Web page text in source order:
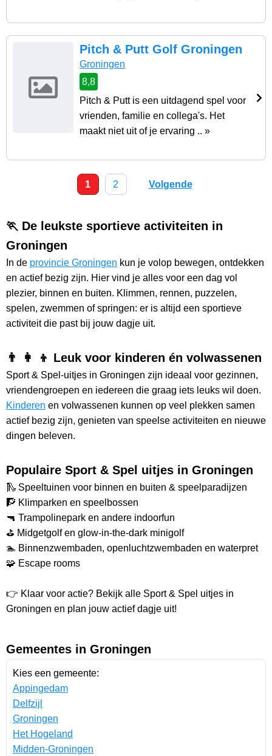
Pitch & Putt Golf Groningen
Groningen
8,8
Pitch & Putt is een uitdagend spel voor
vrienden, familie en collega's. Het
maakt niet uit of je ervaring .. »
1 2 Volgende
🏃 De leukste sportieve activiteiten in
Groningen
In de provincie Groningen kun je volop bewegen, ontdekken
en actief bezig zijn. Hier vind je alles voor een dag vol
plezier, binnen en buiten. Klimmen, rennen, puzzelen,
spelen, zwemmen of springen: er is altijd een sportieve
activiteit die past bij jouw dagje uit.
👨 👩 👦 Leuk voor kinderen én volwassenen
Sport & Spel-uitjes in Groningen zijn ideaal voor gezinnen,
vriendengroepen en iedereen die graag iets leuks wil doen.
Kinderen en volwassenen kunnen op veel plekken samen
actief bezig zijn, genieten van speelse activiteiten en nieuwe
dingen beleven.
Populaire Sport & Spel uitjes in Groningen
🛝 Speeltuinen voor binnen en buiten & speelparadijzen
🧗 Klimparken en speelbossen
🔫 Trampolinepark en andere indoorfun
⛳ Midgetgolf en glow-in-the-dark minigolf
🏊 Binnenzwembaden, openluchtzwembaden en waterpret
🧩 Escape rooms
👉 Klaar voor actie? Bekijk alle Sport & Spel uitjes in
Groningen en plan jouw actief dagje uit!
Gemeentes in Groningen
Kies een gemeente:
Appingedam
Delfzijl
Groningen
Het Hogeland
Midden-Groningen